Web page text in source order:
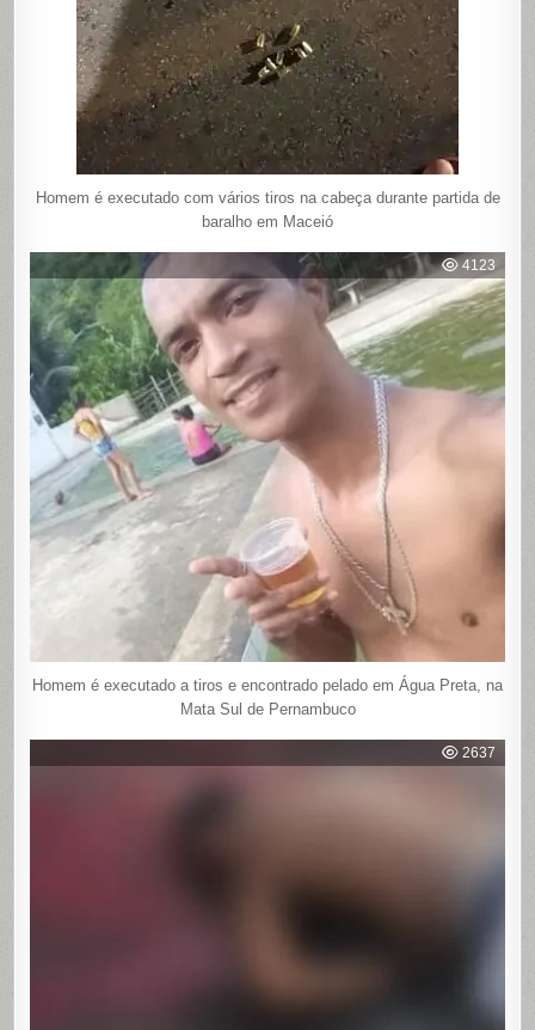
Homem é executado com vários tiros na cabeça durante partida de
baralho em Maceió
4123
Homem é executado a tiros e encontrado pelado em Água Preta, na
Mata Sul de Pernambuco
2637